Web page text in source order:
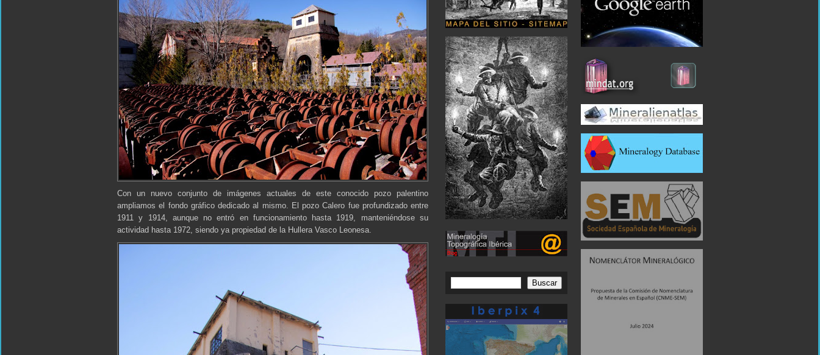
Con un nuevo conjunto de imágenes actuales de este conocido pozo palentino
ampliamos el fondo gráfico dedicado al mismo. El pozo Calero fue profundizado entre
1911 y 1914, aunque no entró en funcionamiento hasta 1919, manteniéndose su
actividad hasta 1972, siendo ya propiedad de la Hullera Vasco Leonesa.